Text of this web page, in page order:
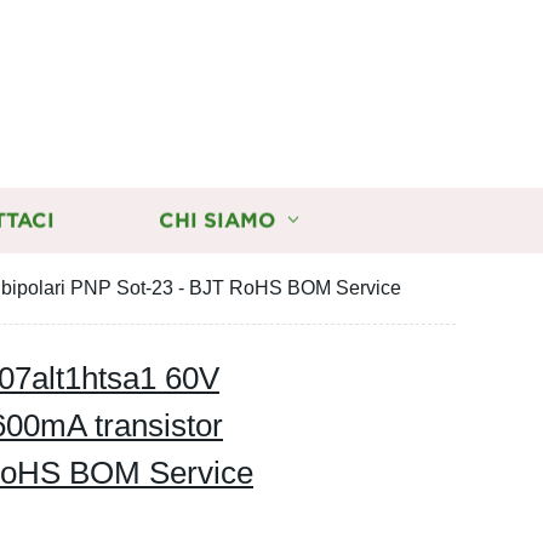
CHI SIAMO
PNP Sot-23 - BJT RoHS BOM Service
60V
transistor
BOM Service